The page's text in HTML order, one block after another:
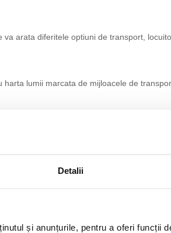
Detalii
și anunțurile, pentru a oferi funcții
arata diferitele optiuni de transport,
lumii marcata de mijloacele de
educativa. De asemenea, dezvolta